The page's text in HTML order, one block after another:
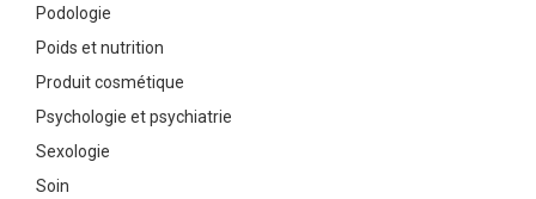
Podologie
Poids et nutrition
Produit cosmétique
Psychologie et psychiatrie
Sexologie
Soin